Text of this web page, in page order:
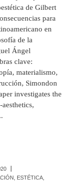
de Gilbert
para
en
de la
Ángel
clave:
materialismo,
Simondon
investigates the
ESTÉTICA